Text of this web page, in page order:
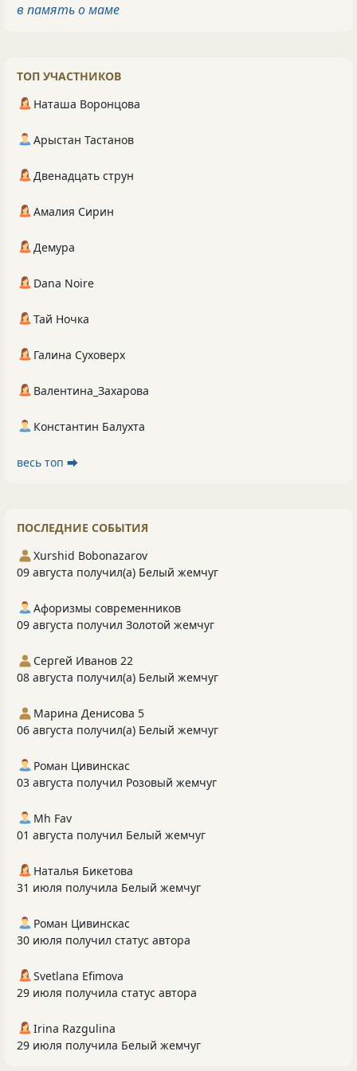
в память о маме
ТОП УЧАСТНИКОВ
Наташа Воронцова
Арыстан Тастанов
Двенадцать струн
Амалия Сирин
Демура
Dana Noire
Тай Ночка
Галина Суховерх
Валентина_Захарова
Константин Балухта
весь топ ⮕
ПОСЛЕДНИЕ СОБЫТИЯ
Xurshid Bobonazarov
09 августа получил(а) Белый жемчуг
Афоризмы современников
09 августа получил Золотой жемчуг
Сергей Иванов 22
08 августа получил(а) Белый жемчуг
Марина Денисова 5
06 августа получил(а) Белый жемчуг
Роман Цивинскас
03 августа получил Розовый жемчуг
Mh Fav
01 августа получил Белый жемчуг
Наталья Бикетова
31 июля получила Белый жемчуг
Роман Цивинскас
30 июля получил статус автора
Svetlana Efimova
29 июля получила статус автора
Irina Razgulina
29 июля получила Белый жемчуг